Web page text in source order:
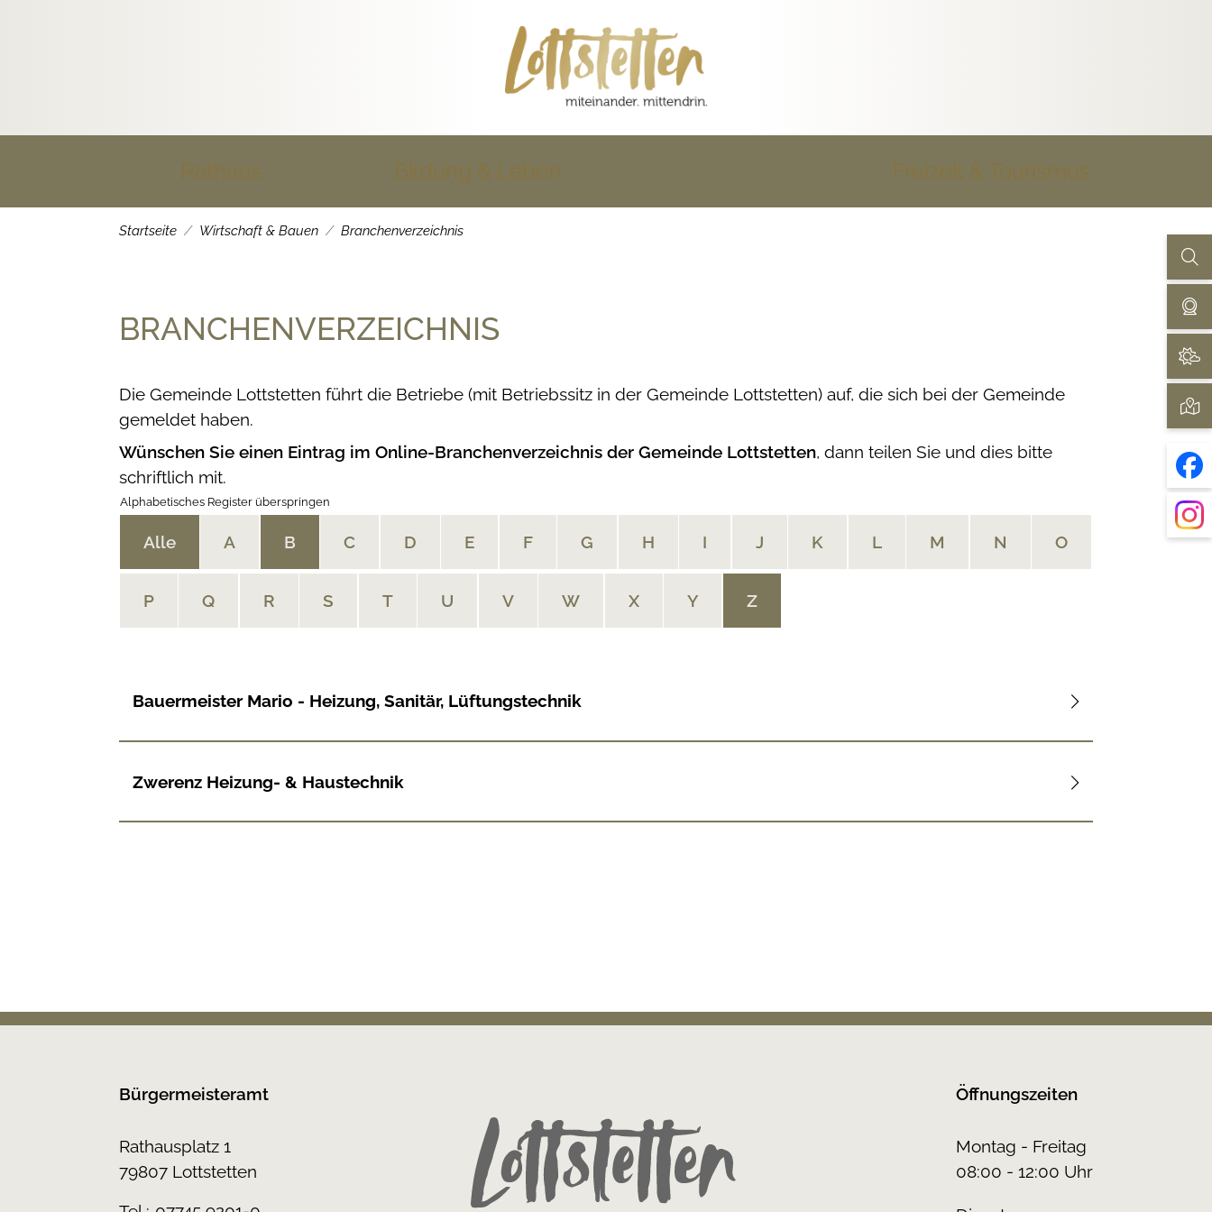
Rathaus Bildung & Leben Freizeit & Tourismus
Startseite Wirtschaft & Bauen Branchenverzeichnis
BRANCHENVERZEICHNIS
Die Gemeinde Lottstetten führt die Betriebe (mit Betriebssitz in der Gemeinde Lottstetten) auf, die sich bei der Gemeinde
gemeldet haben.
Wünschen Sie einen Eintrag im Online-Branchenverzeichnis der Gemeinde Lottstetten, dann teilen Sie und dies bitte
schriftlich mit.
Alphabetisches Register überspringen
Alle A B C D E F G H I J K L M N O
P Q R S T U V W X Y Z
Bauermeister Mario - Heizung, Sanitär, Lüftungstechnik
Zwerenz Heizung- & Haustechnik
Bürgermeisteramt
Rathausplatz 1
79807 Lottstetten
Öffnungszeiten
Montag - Freitag
08:00 - 12:00 Uhr